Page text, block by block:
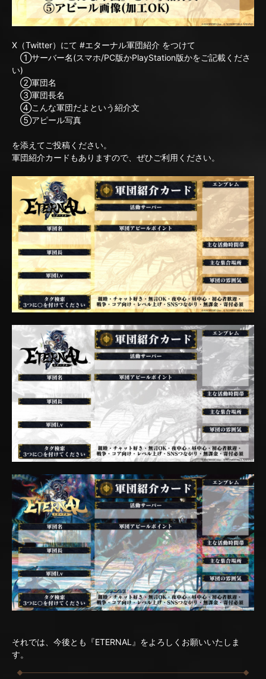
X（Twitter）にて #エターナル軍団紹介 をつけて
①サーバー名(スマホ/PC版かPlayStation版かをご記載くださ
い)
②軍団名
③軍団長名
④こんな軍団だよという紹介文
⑤アピール写真
を添えてご投稿ください。
軍団紹介カードもありますので、ぜひご利用ください。
それでは、今後とも『ETERNAL』をよろしくお願いいたしま
す。